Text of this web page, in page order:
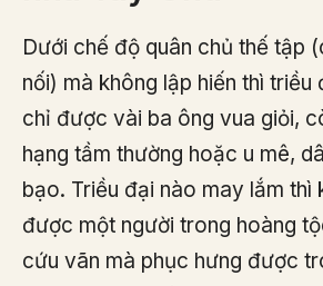
Dưới chế độ quân chủ thế tập
nối) mà không lập hiến thì triều
chỉ được vài ba ông vua giỏi,
hạng tầm thường hoặc u mê,
bạo. Triều đại nào may lắm thì
được một người trong hoàng
cứu vãn mà phục hưng được